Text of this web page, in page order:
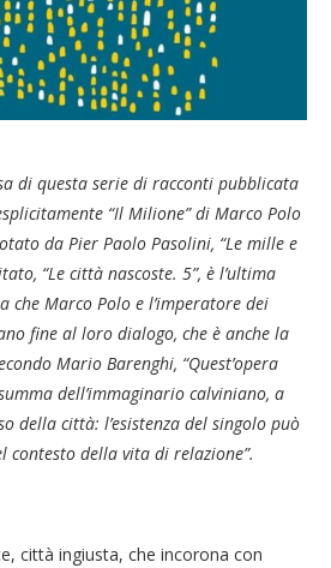
di questa serie di racconti pubblicata
“Il Milione” di Marco Polo
da Pier Paolo Pasolini, “Le mille e
“Le città nascoste. 5”, è l’ultima
che Marco Polo e l’imperatore dei
fine al loro dialogo, che è anche la
Mario Barenghi, “Quest’opera
dell’immaginario calviniano, a
della città: l’esistenza del singolo può
contesto della vita di relazione”.
città ingiusta, che incorona con